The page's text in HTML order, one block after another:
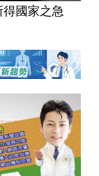
得國家之急